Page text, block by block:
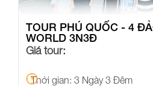
TOUR PHÚ QUỐC - 4
WORLD 3N3Đ
Giá tour:
Thời gian: 3 Ngày 3 Đêm